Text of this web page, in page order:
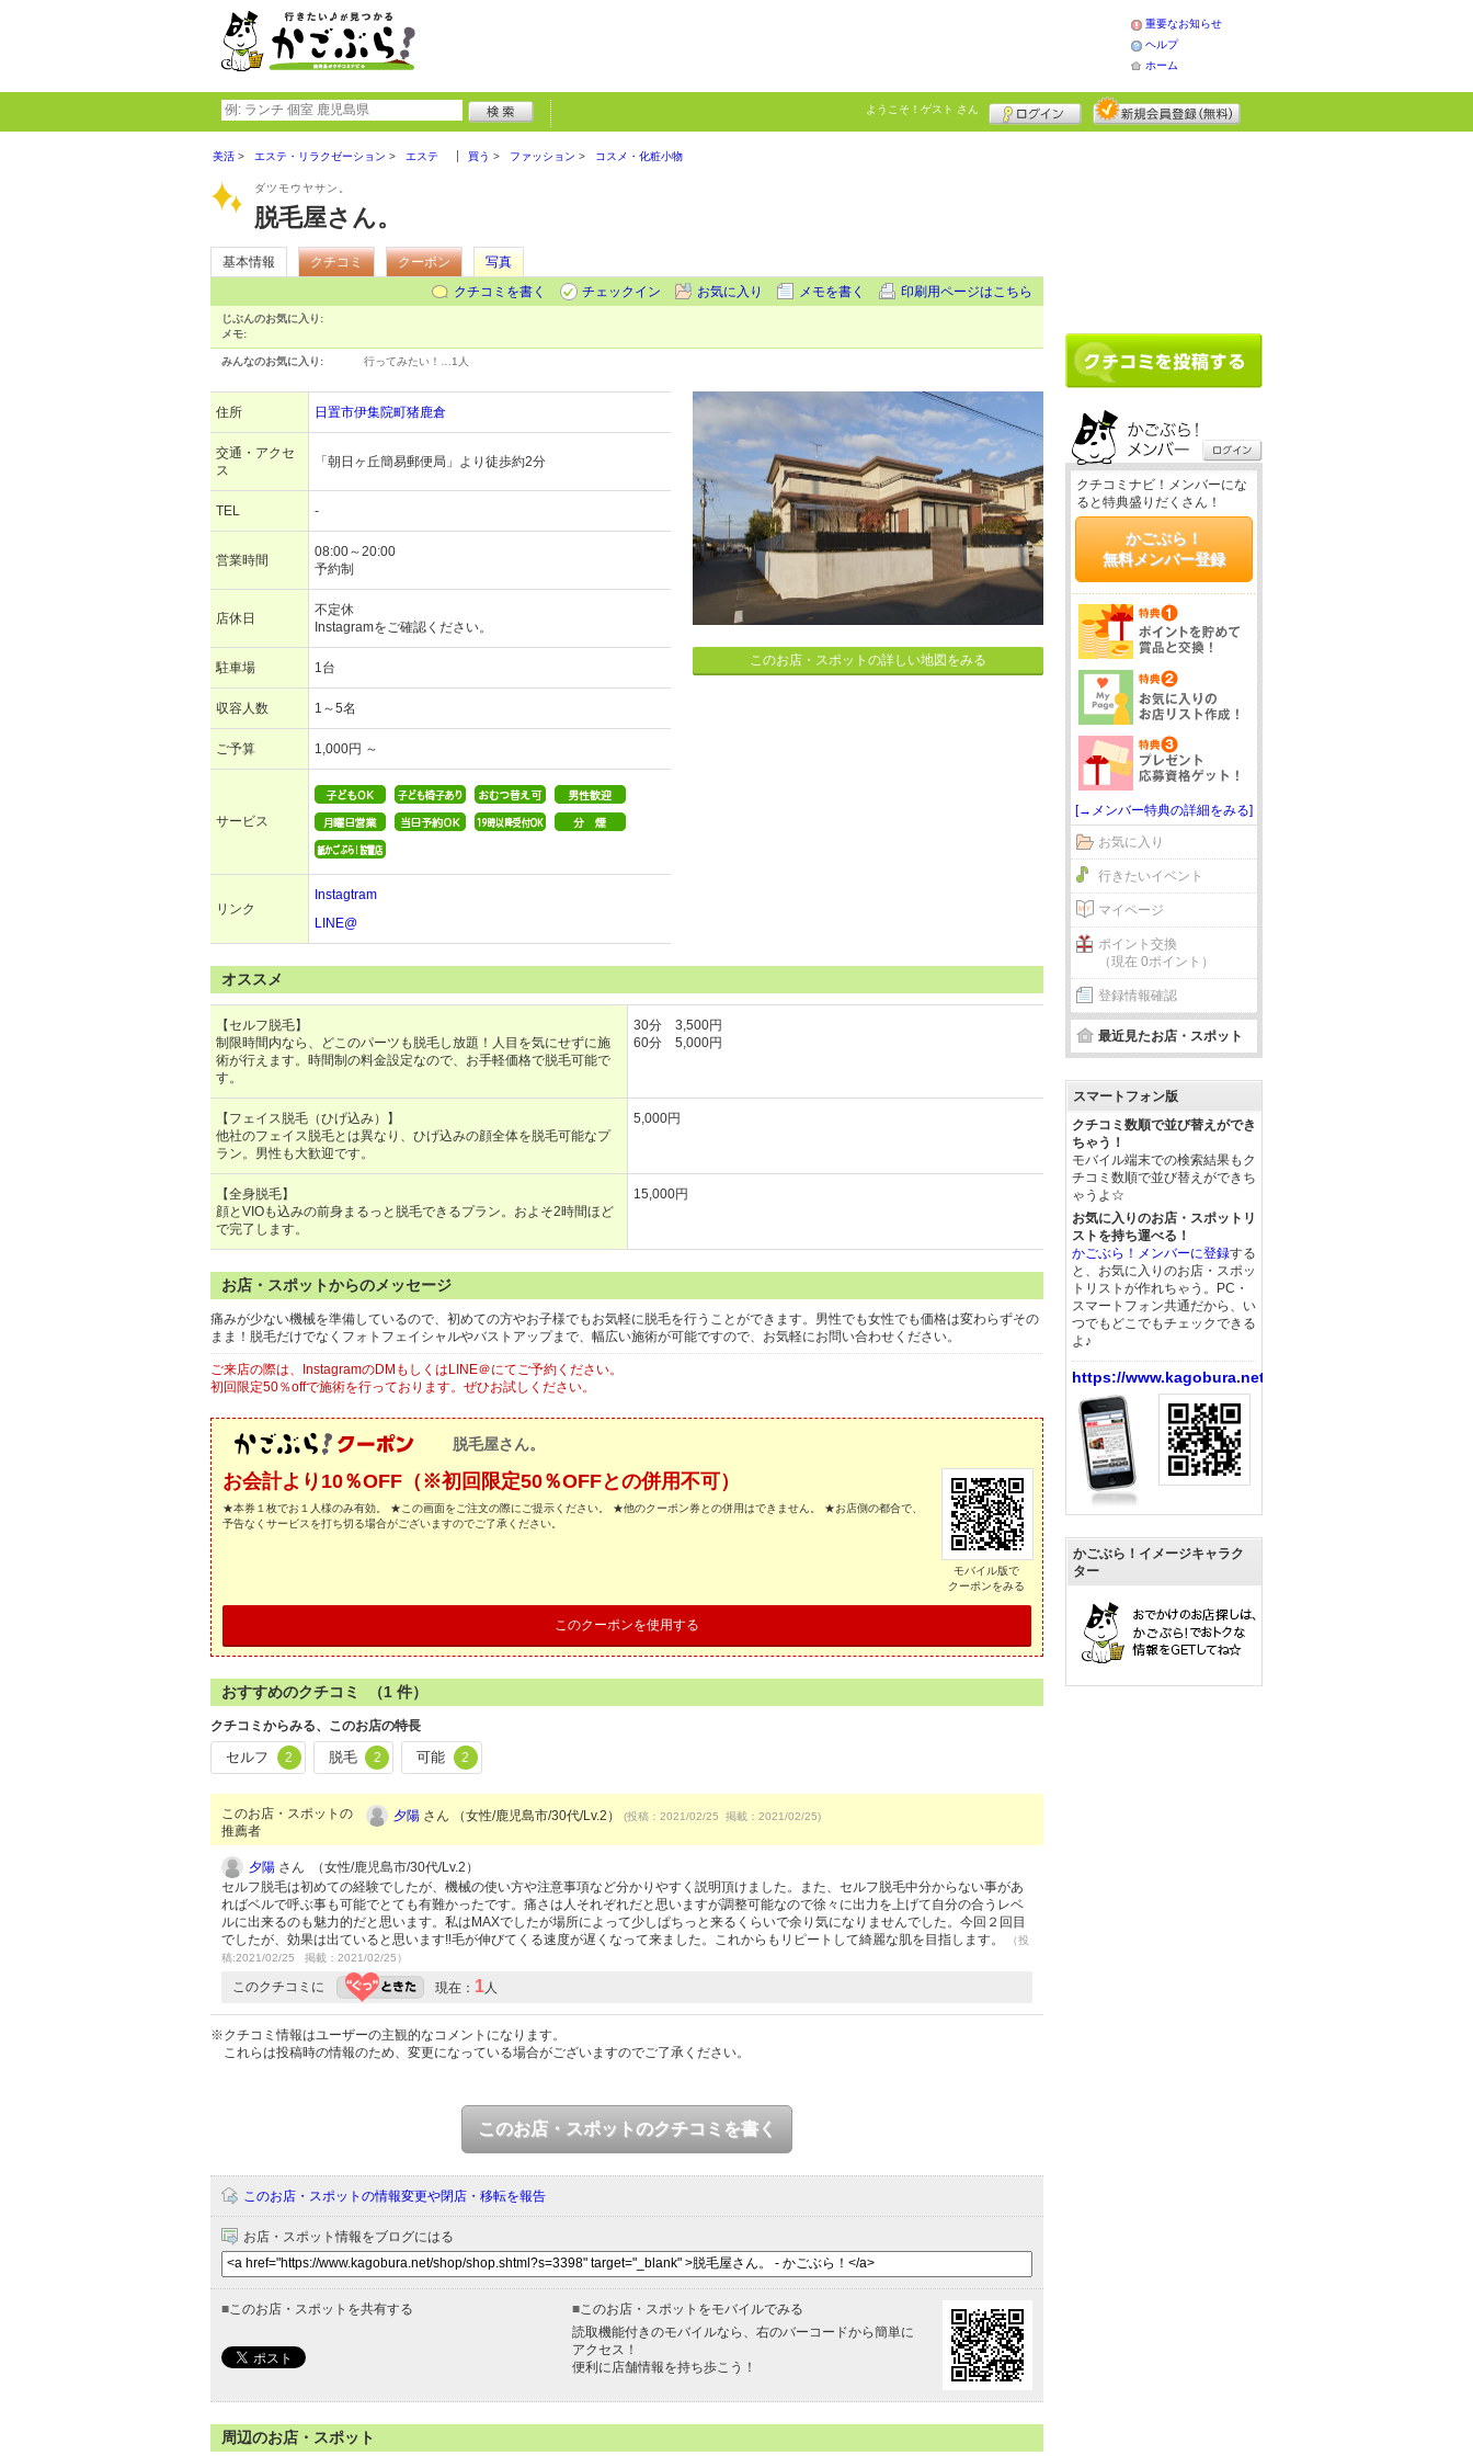
重要なお知らせ
ヘルプ
ホーム
ようこそ！ ゲスト さん
美活 エステ・リラクゼーション エステ 買う ファッション コスメ・化粧小物
ダツモウヤサン。
脱毛屋さん。
基本情報 クチコミ クーポン
写真
クチコミを書く
チェックイン お気に入り メモを書く 印刷用ページはこちら
じぶんのお気に入り:
メモ:
みんなのお気に入り: 行ってみたい！… 1人
住所 日置市伊集院町猪鹿倉
交通・アクセ
ス
「朝日ヶ丘簡易郵便局」より徒歩約2分
TEL -
営業時間
08:00～20:00
予約制
店休日
不定休
Instagramをご確認ください。
駐車場 1台
収容人数 1～5名
ご予算 1,000円 ～
サービス
リンク
Instagtram
LINE@
このお店・スポットの詳しい地図をみる
オススメ
【セルフ脱毛】
制限時間内なら、どこのパーツも脱毛し放題！人目を気にせずに施
術が行えます。時間制の料金設定なので、お手軽価格で脱毛可能で
す。
30分 3,500円
60分 5,000円
【フェイス脱毛（ひげ込み）】
他社のフェイス脱毛とは異なり、ひげ込みの顔全体を脱毛可能なプ
ラン。男性も大歓迎です。
5,000円
【全身脱毛】
顔とVIOも込みの前身まるっと脱毛できるプラン。およそ2時間ほど
で完了します。
15,000円
お店・スポットからのメッセージ
痛みが少ない機械を準備しているので、初めての方やお子様でもお気軽に脱毛を行うことができます。男性でも女性でも価格は変わらずその
まま！脱毛だけでなくフォトフェイシャルやバストアップまで、幅広い施術が可能ですので、お気軽にお問い合わせください。
ご来店の際は、InstagramのDMもしくはLINE＠にてご予約ください。
初回限定50％offで施術を行っております。ぜひお試しください。
脱毛屋さん。
お会計より10％OFF（※初回限定50％OFFとの併用不可）
★本券１枚でお１人様のみ有効。 ★この画面をご注文の際にご提示ください。 ★他のクーポン券との併用はできません。 ★お店側の都合で、
予告なくサービスを打ち切る場合がございますのでご了承ください。
モバイル版で
クーポンをみる
このクーポンを使用する
おすすめのクチコミ （1 件）
クチコミからみる、このお店の特長
セルフ 2 脱毛 2 可能 2
このお店・スポットの
推薦者
夕陽 さん （女性/鹿児島市/30代/Lv.2） (投稿：2021/02/25 掲載：2021/02/25)
夕陽 さん （女性/鹿児島市/30代/Lv.2）
セルフ脱毛は初めての経験でしたが、機械の使い方や注意事項など分かりやすく説明頂けました。また、セルフ脱毛中分からない事があ
ればベルで呼ぶ事も可能でとても有難かったです。痛さは人それぞれだと思いますが調整可能なので徐々に出力を上げて自分の合うレベ
ルに出来るのも魅力的だと思います。私はMAXでしたが場所によって少しぱちっと来るくらいで余り気になりませんでした。今回２回目
でしたが、効果は出ていると思います‼︎毛が伸びてくる速度が遅くなって来ました。これからもリピートして綺麗な肌を目指します。
（投
稿:2021/02/25 掲載：2021/02/25）
このクチコミに 現在： 1 人
※クチコミ情報はユーザーの主観的なコメントになります。
これらは投稿時の情報のため、変更になっている場合がございますのでご了承ください。
このお店・スポットのクチコミを書く
このお店・スポットの情報変更や閉店・移転を報告
お店・スポット情報をブログにはる
■ このお店・スポットを共有する ■ このお店・スポットをモバイルでみる
読取機能付きのモバイルなら、右のバーコードから簡単に
アクセス！
便利に店舗情報を持ち歩こう！
周辺のお店・スポット
クチコミナビ！メンバーにな
ると特典盛りだくさん！
かごぶら！
無料メンバー登録
[→メンバー特典の詳細をみる]
お気に入り
行きたいイベント
マイページ
ポイント交換
（現在 0ポイント）
登録情報確認
最近見たお店・スポット
スマートフォン版
クチコミ数順で並び替えができ
ちゃう！
モバイル端末での検索結果もク
チコミ数順で並び替えができち
ゃうよ☆
お気に入りのお店・スポットリ
ストを持ち運べる！
かごぶら！メンバーに登録する
と、お気に入りのお店・スポッ
トリストが作れちゃう。PC・
スマートフォン共通だから、い
つでもどこでもチェックできる
よ♪
https://www.kagobura.net/
かごぶら！イメージキャラク
ター